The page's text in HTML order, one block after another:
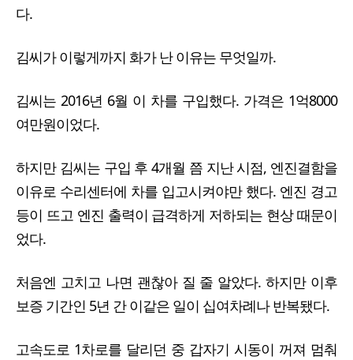
다.
김씨가 이렇게까지 화가 난 이유는 무엇일까.
김씨는 2016년 6월 이 차를 구입했다. 가격은 1억8000
여만원이었다.
하지만 김씨는 구입 후 4개월 쯤 지난 시점, 엔진결함을
이유로 수리센터에 차를 입고시켜야만 했다. 엔진 경고
등이 뜨고 엔진 출력이 급격하게 저하되는 현상 때문이
었다.
처음엔 고치고 나면 괜찮아 질 줄 알았다. 하지만 이후
보증 기간인 5년 간 이같은 일이 십여차례나 반복됐다.
고속도로 1차로를 달리던 중 갑자기 시동이 꺼져 멈춰